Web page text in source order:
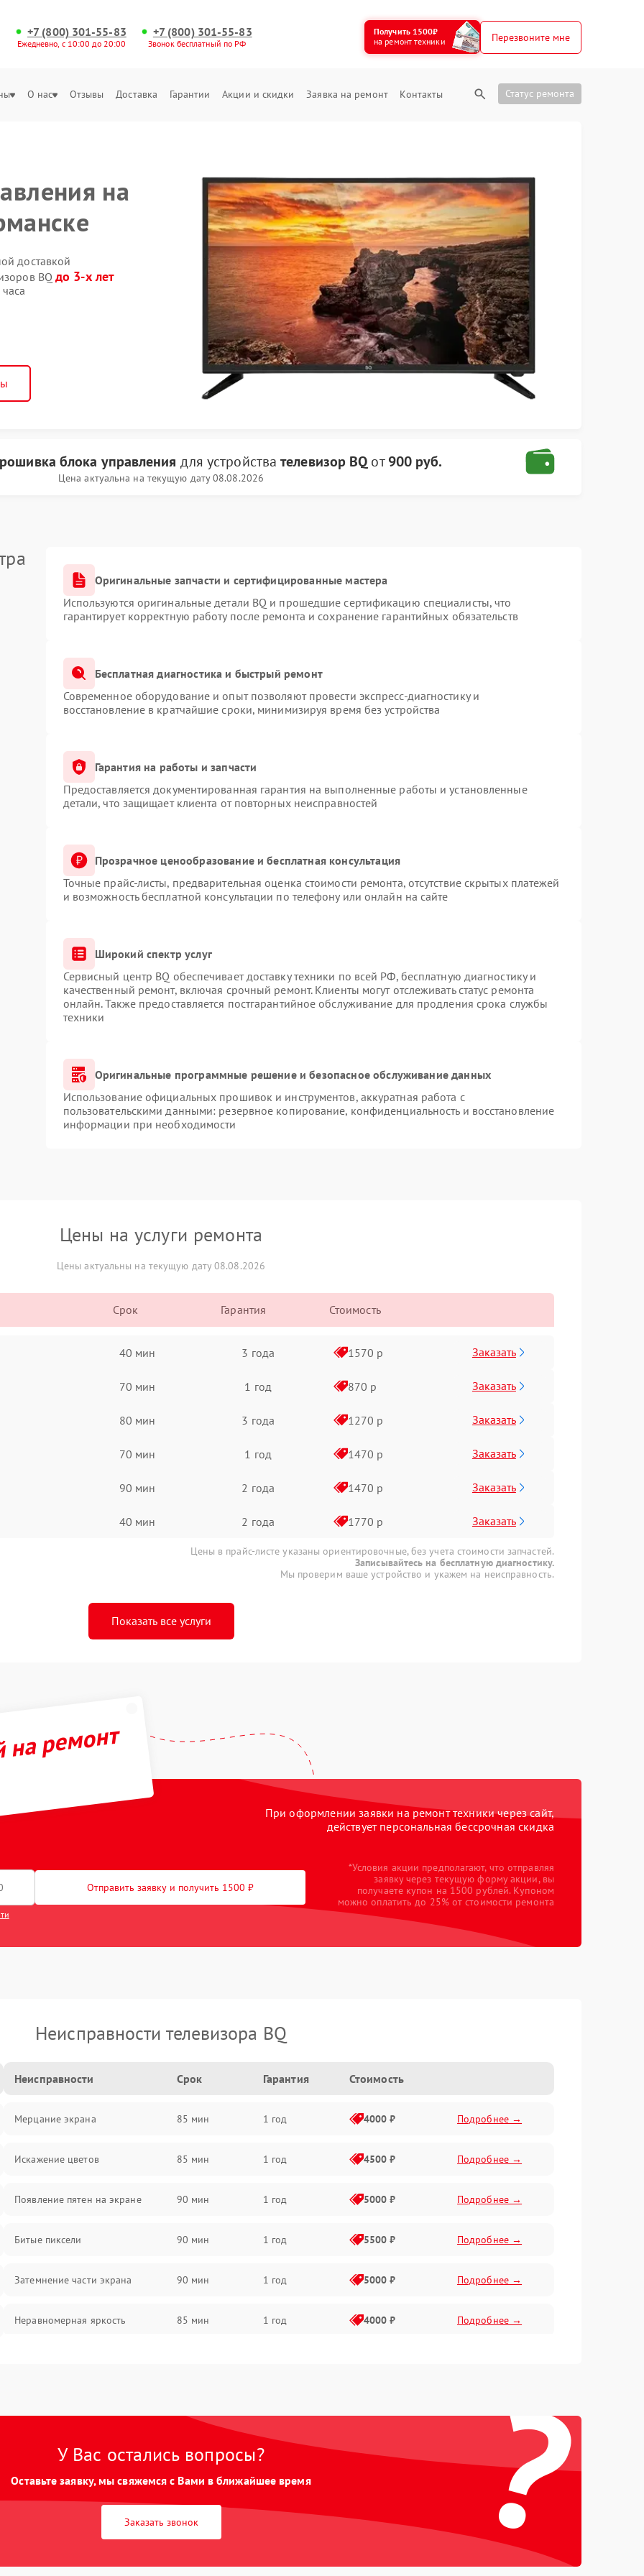
+7 (800) 301-55-83
Ежедневно, с 10:00 до 20:00
+7 (800) 301-55-83
Звонок бесплатный по РФ
Получить 1500₽
на ремонт техники
Перезвоните мне
О нас Отзывы Доставка Гарантии Акции и скидки Заявка на ремонт Контакты Статус ремонта
на
доставкой
BQ до 3-х лет
блока управления для устройствателевизор BQ от900 руб.
Цена актуальна на текущую дату 08.08.2026
Оригинальные запчасти и сертифицированные мастера
Используются оригинальные детали BQ и прошедшие сертификацию специалисты, что
гарантирует корректную работу после ремонта и сохранение гарантийных обязательств
Бесплатная диагностика и быстрый ремонт
Современное оборудование и опыт позволяют провести экспресс-диагностику и
восстановление в кратчайшие сроки, минимизируя время без устройства
Гарантия на работы и запчасти
Предоставляется документированная гарантия на выполненные работы и установленные
детали, что защищает клиента от повторных неисправностей
Прозрачное ценообразование и бесплатная консультация
Точные прайс-листы, предварительная оценка стоимости ремонта, отсутствие скрытых платежей
и возможность бесплатной консультации по телефону или онлайн на сайте
Широкий спектр услуг
Сервисный центр BQ обеспечивает доставку техники по всей РФ, бесплатную диагностику и
качественный ремонт, включая срочный ремонт. Клиенты могут отслеживать статус ремонта
онлайн. Также предоставляется постгарантийное обслуживание для продления срока службы
техники
Оригинальные программные решение и безопасное обслуживание данных
Использование официальных прошивок и инструментов, аккуратная работа с
пользовательскими данными: резервное копирование, конфиденциальность и восстановление
информации при необходимости
Цены на услуги ремонта
Цены актуальны на текущую дату 08.08.2026
Срок Гарантия Стоимость
40 мин 3 года 1570 р Заказать
70 мин 1 год 870 р Заказать
80 мин 3 года 1270 р Заказать
70 мин 1 год 1470 р Заказать
90 мин 2 года 1470 р Заказать
40 мин 2 года 1770 р Заказать
Цены в прайс-листе указаны ориентировочные, без учета стоимости запчастей.
Записывайтесь на бесплатную диагностику.
Мы проверим ваше устройство и укажем на неисправность.
Показать все услуги
ремонт
При оформлении заявки на ремонт техники через сайт,
действует персональная бессрочная скидка
Отправить заявку и получить 1500 ₽
*Условия акции предполагают, что отправляя
заявку через текущую форму акции, вы
получаете купон на 1500 рублей. Купоном
можно оплатить до 25% от стоимости ремонта
Неисправности телевизора BQ
Неисправности Срок Гарантия Стоимость
Мерцание экрана 85 мин 1 год 4000 ₽ Подробнее →
Искажение цветов 85 мин 1 год 4500 ₽ Подробнее →
Появление пятен на экране 90 мин 1 год 5000 ₽ Подробнее →
Битые пиксели 90 мин 1 год 5500 ₽ Подробнее →
Затемнение части экрана 90 мин 1 год 5000 ₽ Подробнее →
Неравномерная яркость 85 мин 1 год 4000 ₽ Подробнее →
?
У Вас остались вопросы?
Оставьте заявку, мы свяжемся с Вами в ближайшее время
Заказать звонок